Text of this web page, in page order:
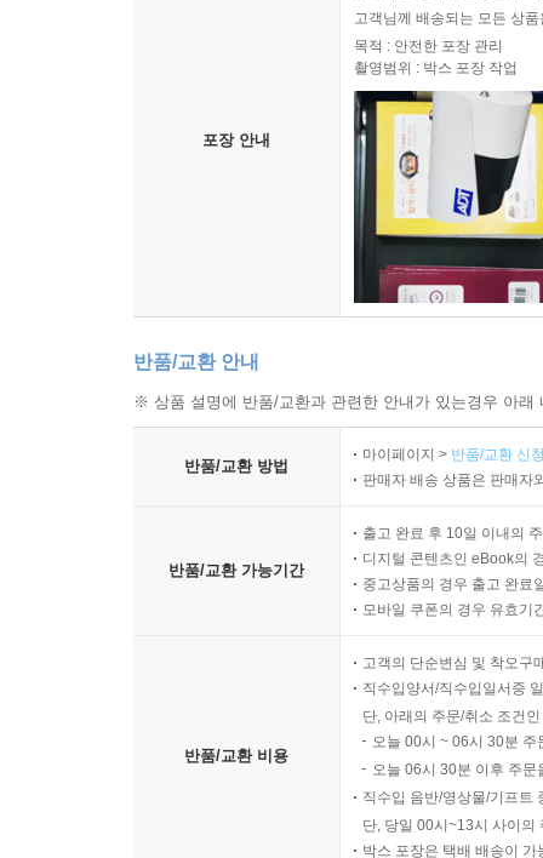
그가 지적하고 있듯이 오늘날 많은 교회가 종교
부인할 수 없다. 그러나 어느새 말씀을 전하는 설
주목하고 열광하는 풍토가 되어버렸다. 저자는
언젠가는 오고 간다.
메시지와 사랑에 빠져야 한다. 더 좋은 길은 메
듣는 자나 전하는 자나 말씀에 대한 ‘실천’보다는
있다. 예수 그리스도를 진실로 경애하고 따르는
좇아 자신의 교회에 예배의 패러다임을 바꿔
무모한 시도로만 비친 그 과정이 결코 쉬웠던 것
사역은 철저히 성령의 인도하심과 말씀에 대한 순
말씀에 흔들림 없도록 깊게 내려질 닻을 강조하는
메시지, 구체적인 사례들, 거대한 비전을 이야기
찾아볼 수 있다. 자칫 전도 열정이나 교회개척
비신자를 그들의 인간적 상황이나 어려움에 대
구체적인 목표를 제시하고, 매장마다 토론용 질
성장서나 개척서를 넘어선다. 순종의 제자도가
살고 있는 신앙고백이요 모든 신앙인을 향한 진지
- 박형진 (횃불트리니티신학대학원대학교 선교학
지상의 모든 교회는 오직 한 분 주님이신 예수
포장 안내
고객님께 배송되는 모든 상
목적 : 안전한 포장 관리
촬영범위 : 박스 포장 작업
반품/교환 안내
※ 상품 설명에 반품/교환과 관련한 안내가 있는경우 아
반품/교환 방법
마이페이지 > 반품/교환 신
판매자 배송 상품은 판매자
반품/교환 가능기간
출고 완료 후 10일 이내의
디지털 콘텐츠인 eBook의
중고상품의 경우 출고 완료
모바일 쿠폰의 경우 유효기
반품/교환 비용
고객의 단순변심 및 착오구
직수입양서/직수입일서중
단, 아래의 주문/취소 조건
오늘 00시 ~ 06시 30분
오늘 06시 30분 이후 주
직수입 음반/영상물/기프트
단, 당일 00시~13시 사이의
박스 포장은 택배 배송이